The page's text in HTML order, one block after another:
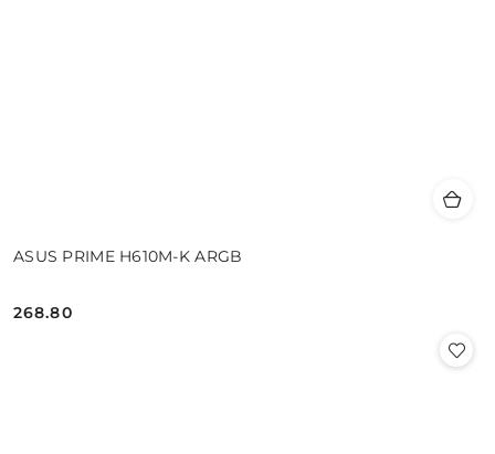
ASUS PRIME H610M-K ARGB
Cena:
268.80